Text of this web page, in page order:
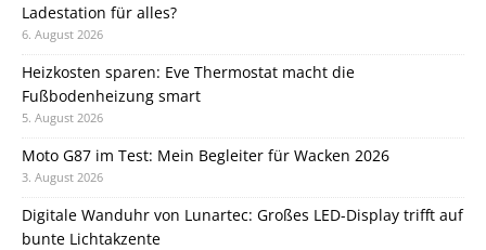
Ladestation für alles?
6. August 2026
Heizkosten sparen: Eve Thermostat macht die
Fußbodenheizung smart
5. August 2026
Moto G87 im Test: Mein Begleiter für Wacken 2026
3. August 2026
Digitale Wanduhr von Lunartec: Großes LED-Display trifft auf
bunte Lichtakzente